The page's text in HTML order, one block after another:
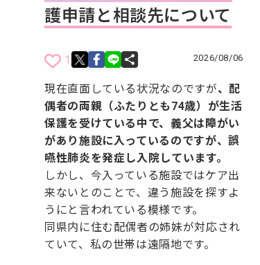
護申請と相談先について
1 2026/08/06
現在直面している状況なのですが、配
偶者の両親（ふたりとも74歳）が生活
保護を受けている中で、義父は障がい
があり施設に入っているのですが、誤
嚥性肺炎を発症し入院しています。
しかし、今入っている施設ではケア出
来ないとのことで、違う施設を探すよ
うにと言われている模様です。
同県内に住む配偶者の姉妹が対応され
ていて、私の世帯は遠隔地です。